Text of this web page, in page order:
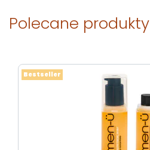
Polecane produkty
Bestseller